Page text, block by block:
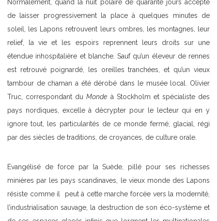
Normalement, quand la nuit polaire de quarante jours accepte
de laisser progressivement la place à quelques minutes de
soleil, les Lapons retrouvent leurs ombres, les montagnes, leur
relief, la vie et les espoirs reprennent leurs droits sur une
étendue inhospitalière et blanche. Sauf qu’un éleveur de rennes
est retrouvé poignardé, les oreilles tranchées, et qu’un vieux
tambour de chaman a été dérobé dans le musée local. Olivier
Truc, correspondant duMonde à Stockholm et spécialiste des
pays nordiques, excelle à décrypter pour le lecteur qui en y
ignore tout, les particularités de ce monde fermé, glacial, régi
par des siècles de traditions, de croyances, de culture orale.
Evangélisé de force par la Suède, pillé pour ses richesses
minières par les pays scandinaves, le vieux monde des Lapons
résiste comme il peut à cette marche forcée vers la modernité,
l’industrialisation sauvage, la destruction de son éco-système et